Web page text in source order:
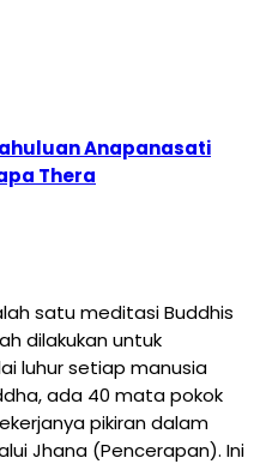
Anapanasati
Thera
satu meditasi Buddhis
dilakukan untuk
luhur setiap manusia
ada 40 mata pokok
pikiran dalam
Jhana (Pencerapan). Ini